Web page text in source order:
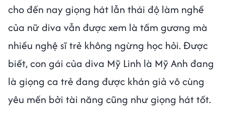
cho đến nay giọng hát lẫn thái độ làm nghề
của nữ diva vẫn được xem là tấm gương mà
nhiều nghệ sĩ trẻ không ngừng học hỏi. Được
biết, con gái của diva Mỹ Linh là Mỹ Anh đang
là giọng ca trẻ đang được khán giả vô cùng
yêu mến bởi tài năng cũng như giọng hát tốt.